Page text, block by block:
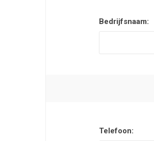
Bedrijfsnaam:
Telefoon: